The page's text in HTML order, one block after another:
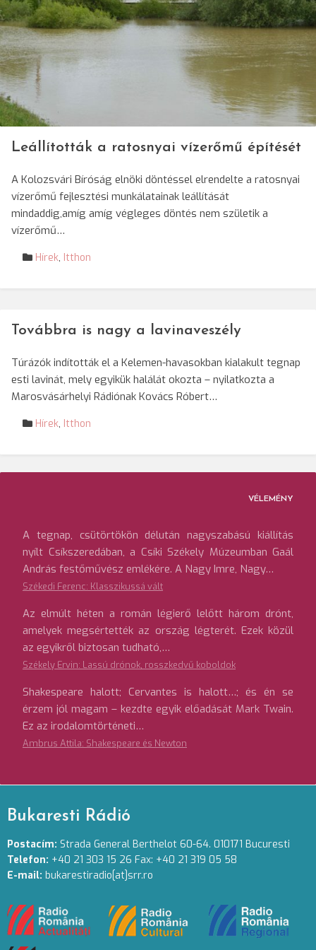
Leállították a ratosnyai vízerőmű építését
A Kolozsvári Bíróság elnöki döntéssel elrendelte a ratosnyai
vízerőmű fejlesztési munkálatainak leállítását
mindaddig,amíg amíg végleges döntés nem születik a
vízerőmű…
Hírek, Itthon
Továbbra is nagy a lavinaveszély
Túrázók indították el a Kelemen-havasokban kialakult tegnap
esti lavinát, mely egyikük halálát okozta – nyilatkozta a
Marosvásárhelyi Rádiónak Kovács Róbert…
Hírek, Itthon
VÉLEMÉNY
A tegnap, csütörtökön délután nagyszabású kiállítás
nyílt Csíkszeredában, a Csíki Székely Múzeumban Gaál
András festőművész emlékére. A Nagy Imre, Nagy…
Székedi Ferenc: Klasszikussá vált
Az elmúlt héten a román légierő lelőtt három drónt,
amelyek megsértették az ország légterét. Ezek közül
az egyikről biztosan tudható,…
Székely Ervin: Lassú drónok, rosszkedvű koboldok
Shakespeare halott; Cervantes is halott…; és én se
érzem jól magam – kezdte egyik előadását Mark Twain.
Ez az irodalomtörténeti…
Ambrus Attila: Shakespeare és Newton
Bukaresti Rádió
Postacím: Strada General Berthelot 60-64. 010171 Bucuresti
Telefon: +40 21 303 15 26 Fax: +40 21 319 05 58
E-mail: bukarestiradio[at]srr.ro